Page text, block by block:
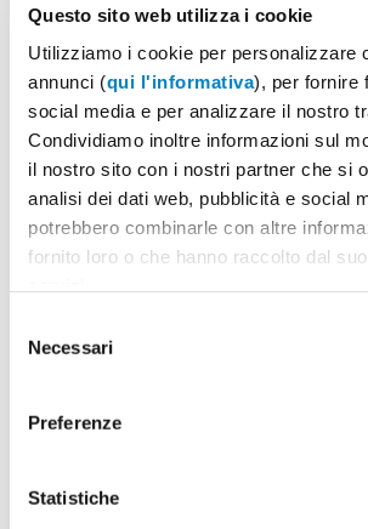
Questo sito web utilizza i cookie
Utilizziamo i cookie per personalizzare
annunci (qui l'informativa), per fornire
social media e per analizzare il nostro
Condividiamo inoltre informazioni sul
il nostro sito con i nostri partner che si
analisi dei dati web, pubblicità e social
potrebbero combinarle con altre
fornito loro o che hanno raccolto dal
delNecessari
Preferenze
Statistiche
A partire da 9.82€ + IVA
NS3115
A
A partire da 1.29€ + IVA A